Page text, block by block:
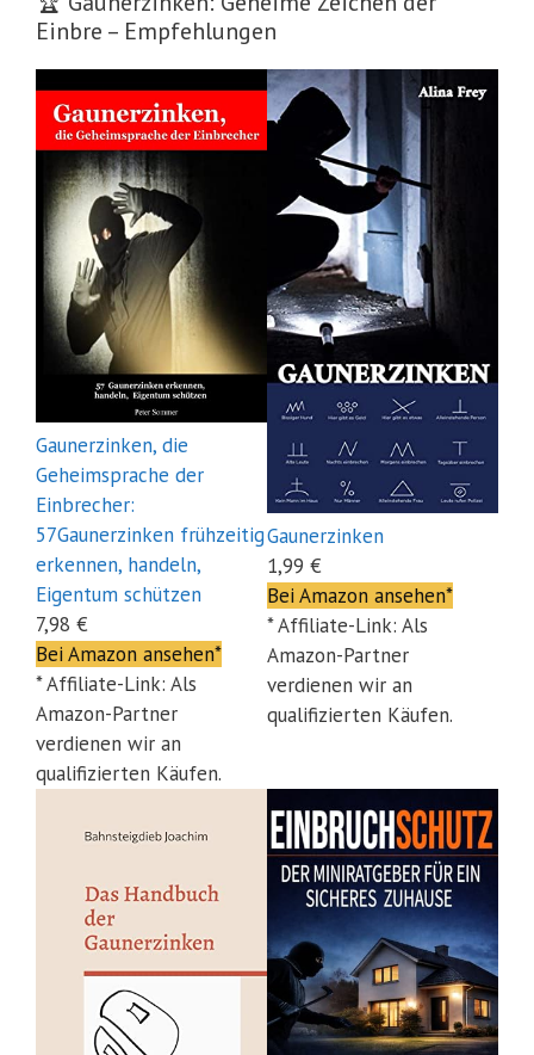
Einbre – Empfehlungen
Gaunerzinken, die
Geheimsprache der
Einbrecher:
57Gaunerzinken frühzeitig
erkennen, handeln,
Eigentum schützen
7,98 €
Bei Amazon ansehen*
* Affiliate-Link: Als
Amazon-Partner
verdienen wir an
qualifizierten Käufen.
Gaunerzinken
1,99 €
Bei Amazon ansehen*
* Affiliate-Link: Als
Amazon-Partner
verdienen wir an
qualifizierten Käufen.